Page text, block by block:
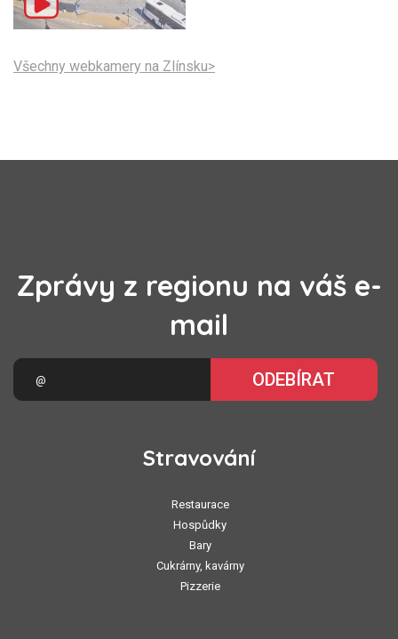
Všechny webkamery na Zlínsku>
Zprávy z regionu na váš e-
mail
ODEBÍRAT
Stravování
Restaurace
Hospůdky
Bary
Cukrárny, kavárny
Pizzerie